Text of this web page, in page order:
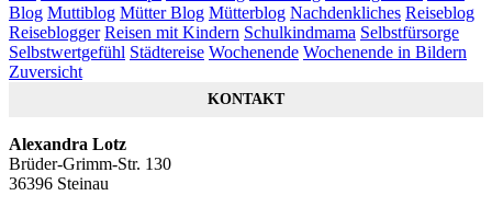
Blog Muttiblog Mütter Blog Mütterblog Nachdenkliches Reiseblog
Reiseblogger Reisen mit Kindern Schulkindmama Selbstfürsorge
Selbstwertgefühl Städtereise Wochenende Wochenende in Bildern
Zuversicht
KONTAKT
Alexandra Lotz
Brüder-Grimm-Str. 130
36396 Steinau